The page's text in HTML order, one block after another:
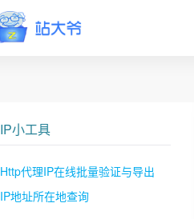
IP小工具
Http代理IP在线批量验证与导出
IP地址所在地查询